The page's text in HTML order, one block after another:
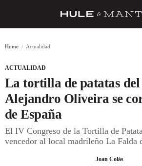
BARRAS Y ESTRELLAS
DÓNDE COMER
ÍDOLOS DE MESAS
Home Actualidad
ACTUALIDAD
La tortilla de patatas del
Alejandro Oliveira se
de España
El IV Congreso de la Tortilla de
vencedor al local madrileño La Falda
Joan Colás